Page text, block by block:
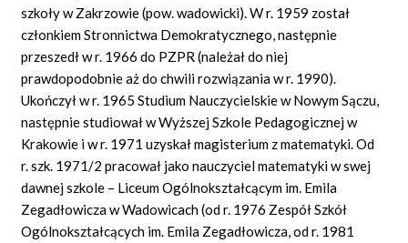
szkoły w Zakrzowie (pow. wadowicki). W r. 1959 został
członkiem Stronnictwa Demokratycznego, następnie
przeszedł w r. 1966 do PZPR (należał do niej
prawdopodobnie aż do chwili rozwiązania w r. 1990).
Ukończył w r. 1965 Studium Nauczycielskie w Nowym Sączu,
następnie studiował w Wyższej Szkole Pedagogicznej w
Krakowie i w r. 1971 uzyskał magisterium z matematyki. Od
r. szk. 1971/2 pracował jako nauczyciel matematyki w swej
dawnej szkole – Liceum Ogólnokształcącym im. Emila
Zegadłowicza w Wadowicach (od r. 1976 Zespół Szkół
Ogólnokształcących im. Emila Zegadłowicza, od r. 1981